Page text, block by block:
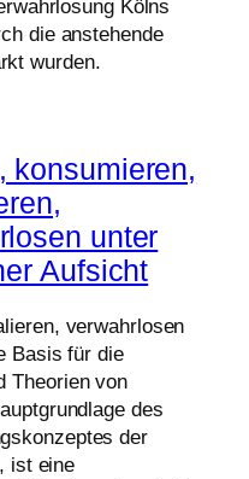
Kölns
die anstehende
wurden.
konsumieren,
unter
Aufsicht
verwahrlosen
Basis für die
Theorien von
des
der
ist eine